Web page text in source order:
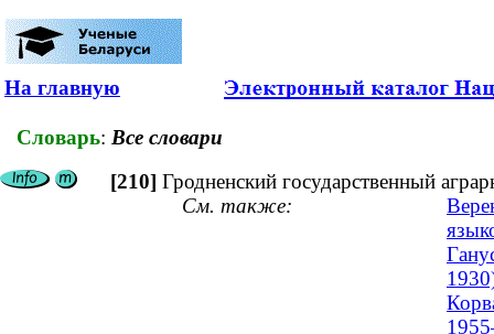
На главную
Словарь: Все словари
[210] Гродненский государственный
См. также: